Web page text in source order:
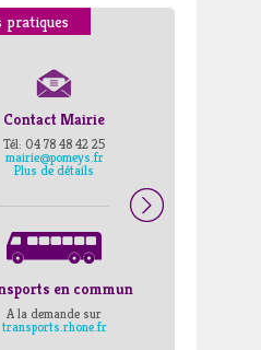
pratiques
Contact Mairie
Tél: 04 78 48 42 25
mairie@pomeys.fr
Plus de détails
en commun
A la demande sur
transports.rhone.fr